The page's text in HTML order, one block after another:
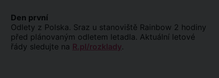
Den první
Odlety z Polska. Sraz u stanoviště Rainbow 2 hodiny
před plánovaným odletem letadla. Aktuální letové
řády sledujte na R.pl/rozklady.